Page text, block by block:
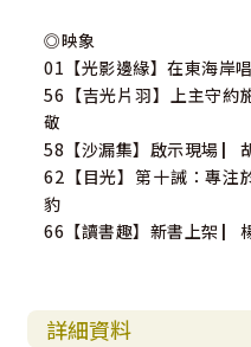
◎映象
01【光影邊緣】在東海岸
56【吉光片羽】上主守
敬
58【沙漏集】啟示現場 ▏
62【目光】第十誡：專注
豹
66【讀書趣】新書上架 ▏
詳細資料